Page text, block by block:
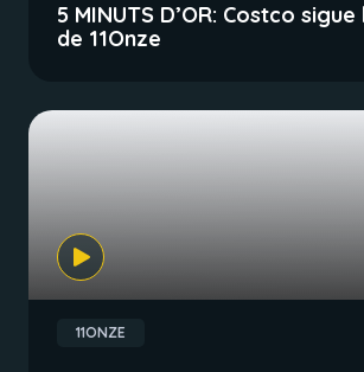
5 MINUTS D’OR: Costco
de 11Onze
11ONZE